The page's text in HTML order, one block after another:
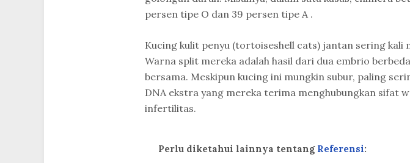
persen tipe O dan 39 persen tipe A .
Kucing kulit penyu (tortoiseshell cats) jantan sering kali
Warna split mereka adalah hasil dari dua embrio
bersama. Meskipun kucing ini mungkin subur, paling
DNA ekstra yang mereka terima menghubungkan sifat
infertilitas.
Perlu diketahui lainnya tentang Referensi: